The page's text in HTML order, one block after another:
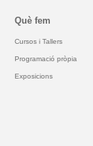
Què fem
Cursos i Tallers
Programació pròpia
Exposicions